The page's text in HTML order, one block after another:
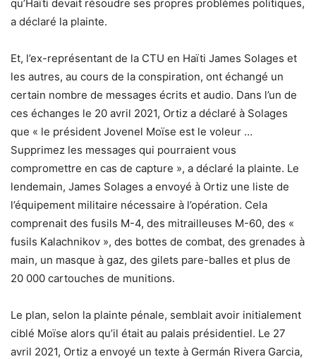
qu’Haïti devait résoudre ses propres problèmes politiques,
a déclaré la plainte.
Et, l’ex-représentant de la CTU en Haïti James Solages et
les autres, au cours de la conspiration, ont échangé un
certain nombre de messages écrits et audio. Dans l’un de
ces échanges le 20 avril 2021, Ortiz a déclaré à Solages
que « le président Jovenel Moïse est le voleur …
Supprimez les messages qui pourraient vous
compromettre en cas de capture », a déclaré la plainte. Le
lendemain, James Solages a envoyé à Ortiz une liste de
l’équipement militaire nécessaire à l’opération. Cela
comprenait des fusils M-4, des mitrailleuses M-60, des «
fusils Kalachnikov », des bottes de combat, des grenades à
main, un masque à gaz, des gilets pare-balles et plus de
20 000 cartouches de munitions.
Le plan, selon la plainte pénale, semblait avoir initialement
ciblé Moïse alors qu’il était au palais présidentiel. Le 27
avril 2021, Ortiz a envoyé un texte à Germán Rivera Garcia,